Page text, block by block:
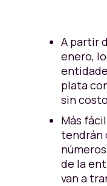
A partir
enero,
plata
sin
Más
tendrán
de la
van a